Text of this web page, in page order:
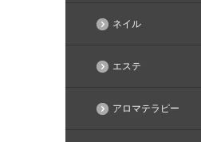
ネイル
エステ
アロマテラピー